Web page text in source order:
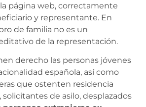
página web, correctamente
y representante. En
de familia no es un
de la representación.
derecho las personas jóvenes
española, así como
que ostenten residencia
solicitantes de asilo, desplazados